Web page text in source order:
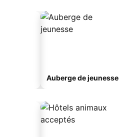
Auberge de jeunesse